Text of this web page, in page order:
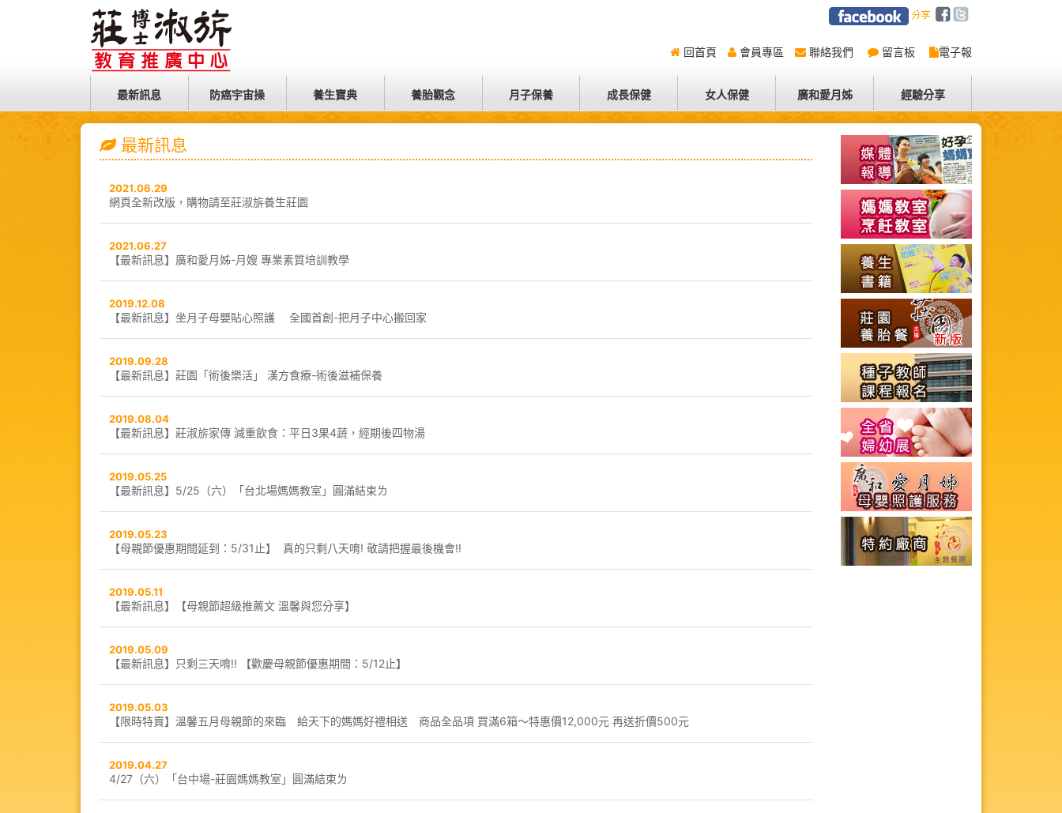
回首頁 會員專區 聯絡我們 留言板 電子報
最新訊息 防癌宇宙操 養生寶典 養胎觀念 月子保養 成長保健 女人保健 廣和愛月姊 經驗分享
最新訊息
2021.06.29
網頁全新改版，購物請至莊淑旂養生莊園
2021.06.27
【最新訊息】廣和愛月姊-月嫂 專業素質培訓教學
2019.12.08
【最新訊息】坐月子母嬰貼心照護 全國首創-把月子中心搬回家
2019.09.28
【最新訊息】莊園「術後樂活」 漢方食療-術後滋補保養
2019.08.04
【最新訊息】莊淑旂家傳 減重飲食：平日3果4蔬，經期後四物湯
2019.05.25
【最新訊息】5/25（六）「台北場媽媽教室」圓滿結束ㄌ
2019.05.23
【母親節優惠期間延到：5/31止】 真的只剩八天唷! 敬請把握最後機會!!
2019.05.11
【最新訊息】【母親節超級推薦文 溫馨與您分享】
2019.05.09
【最新訊息】只剩三天唷!! 【歡慶母親節優惠期間：5/12止】
2019.05.03
【限時特賣】溫馨五月母親節的來臨 給天下的媽媽好禮相送 商品全品項 買滿6箱～特惠價12,000元 再送折價500元
2019.04.27
4/27（六）「台中場-莊園媽媽教室」圓滿結束ㄌ